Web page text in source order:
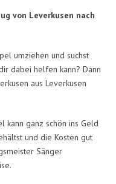
von Leverkusen nach
umziehen und suchst
dabei helfen kann? Dann
aus Leverkusen
kann ganz schön ins Geld
und die Kosten gut
Sänger